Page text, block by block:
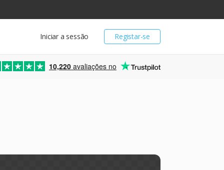
Registar-se
Iniciar a sessão
10,220 avaliações no